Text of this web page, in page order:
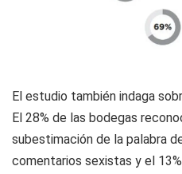
El estudio también indaga
El 28% de las bodegas
subestimación de la palabra
comentarios sexistas y el